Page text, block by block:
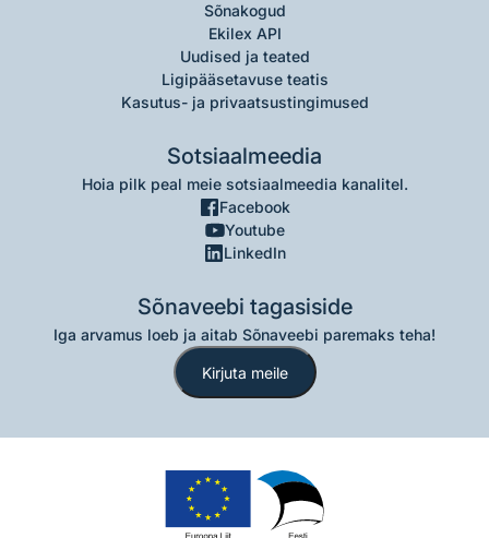
Sõnakogud
Ekilex API
Uudised ja teated
Ligipääsetavuse teatis
Kasutus- ja privaatsustingimused
Sotsiaalmeedia
Hoia pilk peal meie sotsiaalmeedia kanalitel.
Facebook
Youtube
LinkedIn
Sõnaveebi tagasiside
Iga arvamus loeb ja aitab Sõnaveebi paremaks teha!
Kirjuta meile